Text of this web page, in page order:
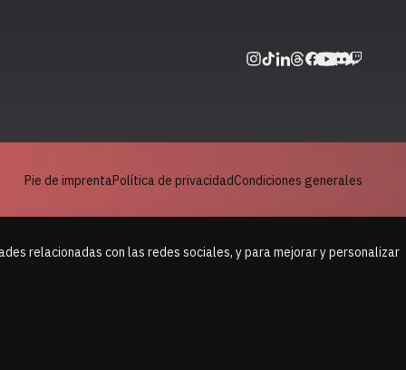
Pie de imprentaPolítica de privacidadCondiciones generales
relacionadas con las redes sociales, y para mejorar y personalizar